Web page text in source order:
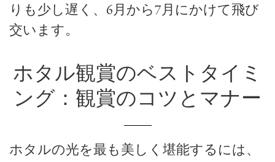
りも少し遅く、6月から7月にかけて飛び
交います。
ホタル観賞のベストタイミ
ング：観賞のコツとマナー
ホタルの光を最も美しく堪能するには、